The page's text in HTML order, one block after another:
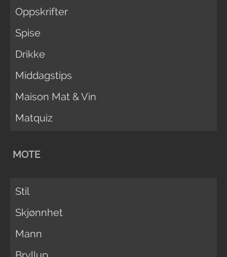
Oppskrifter
Spise
Drikke
Middagstips
Maison Mat & Vin
Matquiz
MOTE
Stil
Skjønnhet
Mann